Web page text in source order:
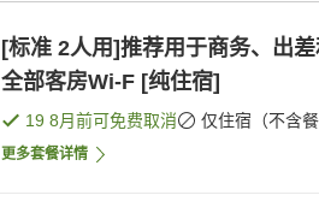
[标准 2人用]推荐用于商务、出
全部客房Wi-F [纯住宿]
19 8月前可免费取消 仅住宿（不含餐
更多套餐详情